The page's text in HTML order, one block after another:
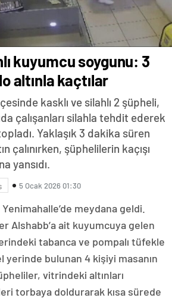
kuyumcu soygunu: 3
altınla kaçtılar
kasklı ve silahlı 2 şüpheli,
çalışanları silahla tehdit ederek
Yaklaşık 3 dakika süren
çalınırken, şüphelilerin kaçışı
yansıdı.
5 Ocak 2026 01:30
Yenimahalle’de meydana geldi.
Alshabb’a ait kuyumcuya gelen
tabanca ve pompalı tüfekle
bulunan 4 kişiyi masanın
vitrindeki altınları
torbaya doldurarak kısa sürede